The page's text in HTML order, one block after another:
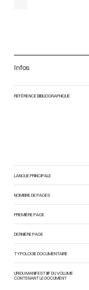
Infos
RÉFÉRENCE BIBLIOGRAPHIQUE
LANGUE PRINCIPALE
NOMBRE DE PAGES
PREMIÈRE PAGE
DERNIÈRE PAGE
TYPOLOGIE DOCUMENTAIRE
URI DU MANIFEST IIIF DU VOLUME
CONTENANT LE DOCUMENT